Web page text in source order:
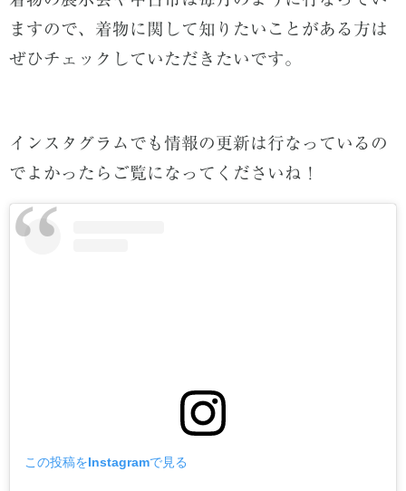
ますので、着物に関して知りたいことがある方は
ぜひチェックしていただきたいです。
インスタグラムでも情報の更新は行なっているの
でよかったらご覧になってくださいね！
この投稿をInstagramで見る